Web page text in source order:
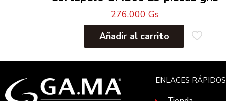
276.000 Gs
Añadir al carrito
ENLACES RÁPIDOS